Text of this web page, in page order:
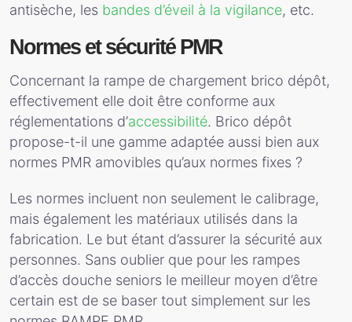
antisèche, les bandes d’éveil à la vigilance, etc.
Normes et sécurité PMR
Concernant la rampe de chargement brico dépôt,
effectivement elle doit être conforme aux
réglementations d’accessibilité. Brico dépôt
propose-t-il une gamme adaptée aussi bien aux
normes PMR amovibles qu’aux normes fixes ?
Les normes incluent non seulement le calibrage,
mais également les matériaux utilisés dans la
fabrication. Le but étant d’assurer la sécurité aux
personnes. Sans oublier que pour les rampes
d’accès douche seniors le meilleur moyen d’être
certain est de se baser tout simplement sur les